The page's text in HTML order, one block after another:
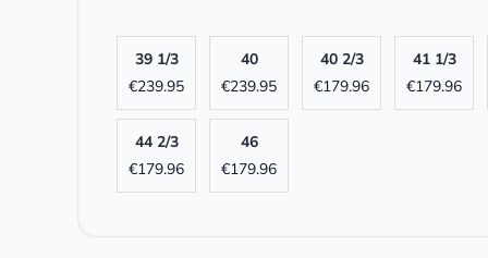
39 1/3
€239.95
40
€239.95
40 2/3
€179.96
41 1/3
€179.96
44 2/3
€179.96
46
€179.96